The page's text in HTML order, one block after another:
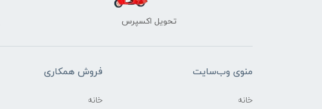
تحویل اکسپرس
منوی وب‌سایت
خانه
فروش همکاری
خانه